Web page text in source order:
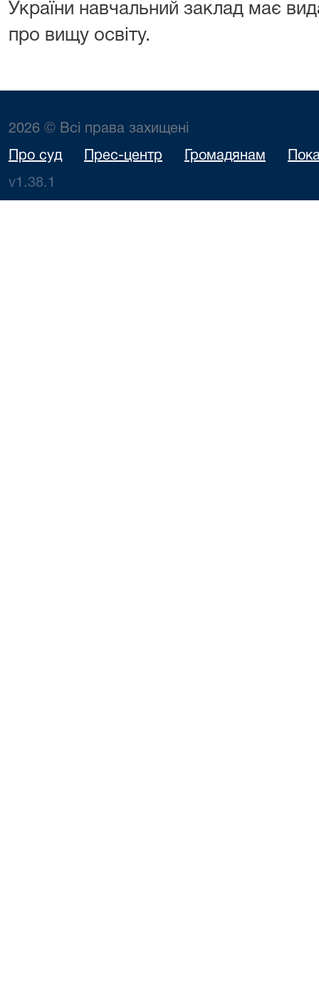
України навчальний заклад має
про вищу освіту.
2026 © Всі права захищені
Про суд Прес-центр Громадянам
v1.38.1